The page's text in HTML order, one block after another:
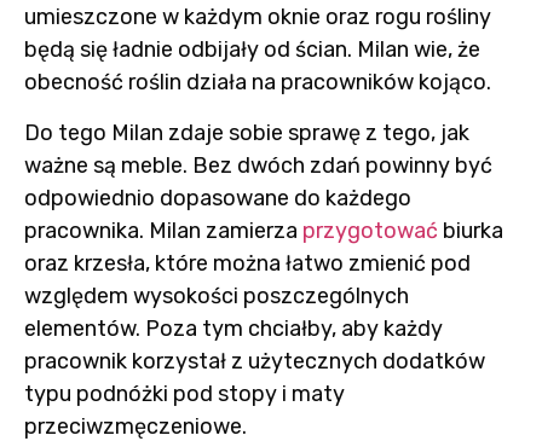
umieszczone w każdym oknie oraz rogu rośliny
będą się ładnie odbijały od ścian. Milan wie, że
obecność roślin działa na pracowników kojąco.
Do tego Milan zdaje sobie sprawę z tego, jak
ważne są meble. Bez dwóch zdań powinny być
odpowiednio dopasowane do każdego
pracownika. Milan zamierza przygotować biurka
oraz krzesła, które można łatwo zmienić pod
względem wysokości poszczególnych
elementów. Poza tym chciałby, aby każdy
pracownik korzystał z użytecznych dodatków
typu podnóżki pod stopy i maty
przeciwzmęczeniowe.